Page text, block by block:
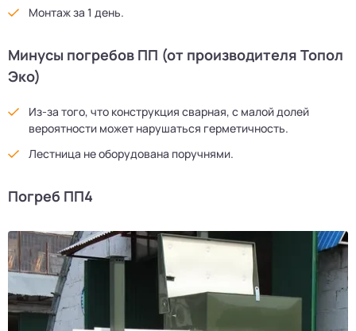
Монтаж за 1 день.
Минусы погребов ПП (от производителя Топол
Эко)
Из-за того, что конструкция сварная, с малой долей
вероятности может нарушаться герметичность.
Лестница не оборудована поручнями.
Погреб ПП4